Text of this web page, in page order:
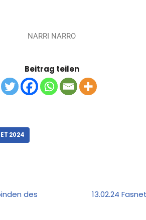
NARRI NARRO
Beitrag teilen
2024
des
13.02.24